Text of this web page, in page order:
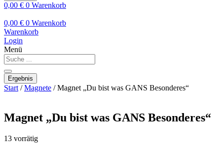
0,00 € 0 Warenkorb
0,00 € 0 Warenkorb
Warenkorb
Login
Menü
Search
...
Ergebnis
Start /Magnete / Magnet „Du bist was GANS Besonderes“
Magnet „Du bist was GANS Besonderes“
13 vorrätig